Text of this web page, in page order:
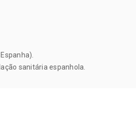
sanitária espanhola.